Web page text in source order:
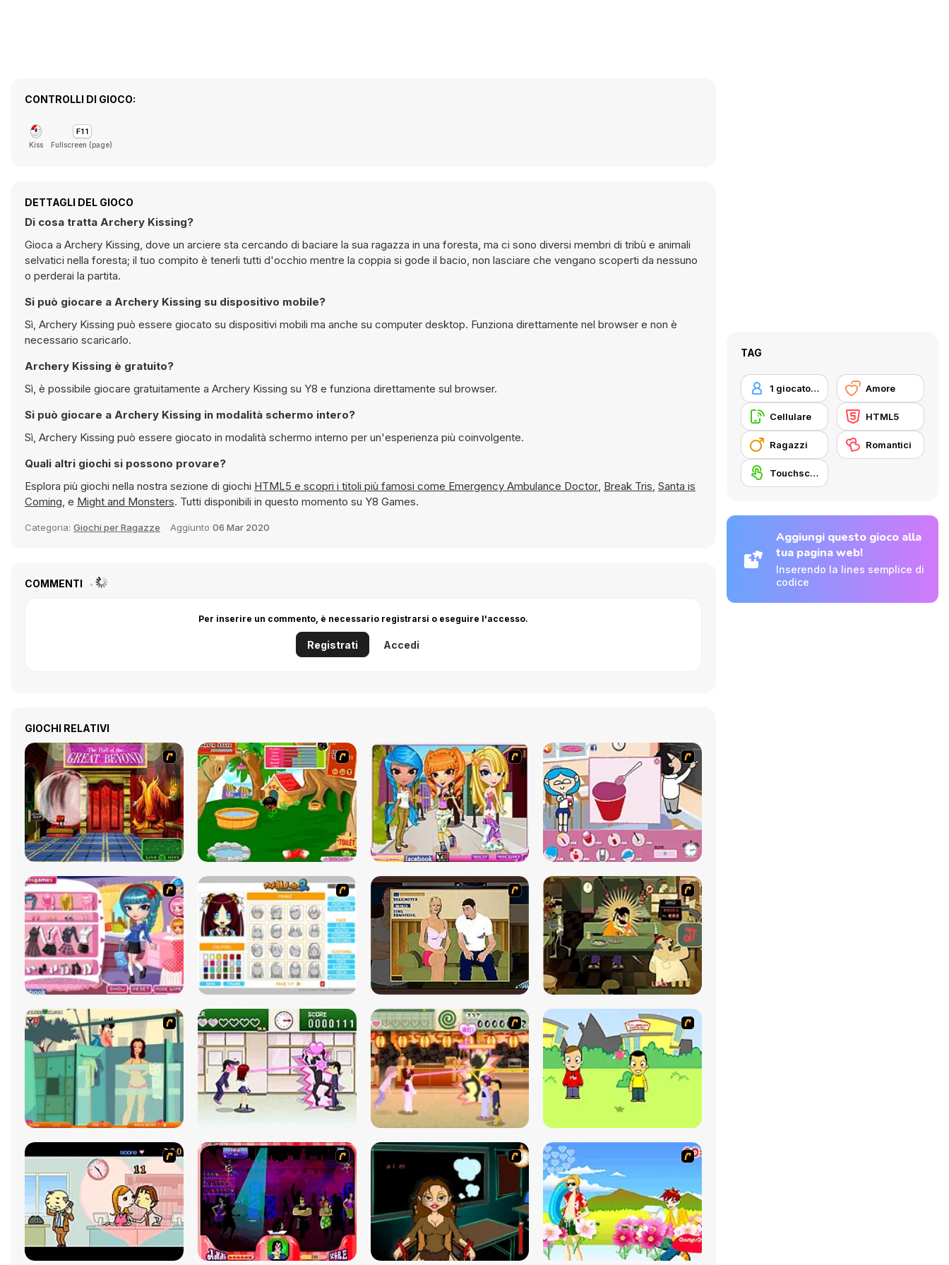
CONTROLLI DI GIOCO:
Kiss Fullscreen (page)
DETTAGLI DEL GIOCO
Di cosa tratta Archery Kissing?
Gioca a Archery Kissing, dove un arciere sta cercando di baciare la sua ragazza in una foresta, ma ci sono diversi membri di tribù e animali
selvatici nella foresta; il tuo compito è tenerli tutti d'occhio mentre la coppia si gode il bacio, non lasciare che vengano scoperti da nessuno
o perderai la partita.
Si può giocare a Archery Kissing su dispositivo mobile?
Sì, Archery Kissing può essere giocato su dispositivi mobili ma anche su computer desktop. Funziona direttamente nel browser e non è
necessario scaricarlo.
Archery Kissing è gratuito?
Sì, è possibile giocare gratuitamente a Archery Kissing su Y8 e funziona direttamente sul browser.
Si può giocare a Archery Kissing in modalità schermo intero?
Sì, Archery Kissing può essere giocato in modalità schermo interno per un'esperienza più coinvolgente.
Quali altri giochi si possono provare?
Esplora più giochi nella nostra sezione di giochi
HTML5 e scopri i titoli più famosi come Emergency Ambulance Doctor, Break Tris, Santa is
Coming, e Might and Monsters. Tutti disponibili in questo momento su Y8 Games.
Categoria: Giochi per Ragazze Aggiunto 06 Mar 2020
COMMENTI
Per inserire un commento, è necessario registrarsi o eseguire l'accesso.
Registrati Accedi
GIOCHI RELATIVI
TAG
1 giocatore Amore
Cellulare HTML5
Ragazzi Romantici
Touchscreen
Aggiungi questo gioco alla
tua pagina web!
Inserendo la lines semplice di
codice